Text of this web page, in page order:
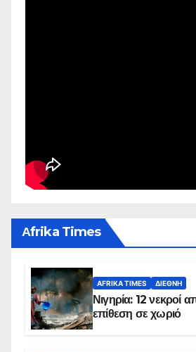
Αfrika Times
AFRIKA TIMES ΔΙΕΘΝΉ
Νιγηρία: 12 νεκροί
επίθεση σε χωριό